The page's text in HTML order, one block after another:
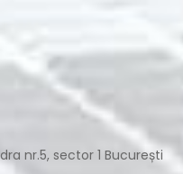
nr.5, sector 1 București